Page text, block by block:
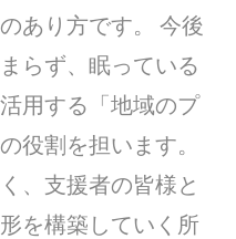
あり方です。 今後
らず、眠っている
用する「地域のプ
役割を担います。
、支援者の皆様と
を構築していく所